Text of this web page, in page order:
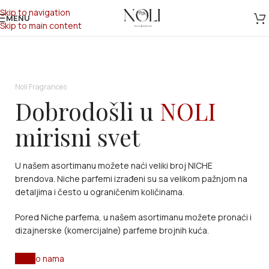
Skip to navigation
Skip to main content
MENU
Noli Fragrances
Dobrodošli u NOLI
mirisni svet
U našem asortimanu možete naći veliki broj NICHE
brendova. Niche parfemi izrađeni su sa velikom pažnjom na
detaljima i često u ograničenim količinama.
Pored Niche parfema, u našem asortimanu možete pronaći i
dizajnerske (komercijalne) parfeme brojnih kuća.
o nama